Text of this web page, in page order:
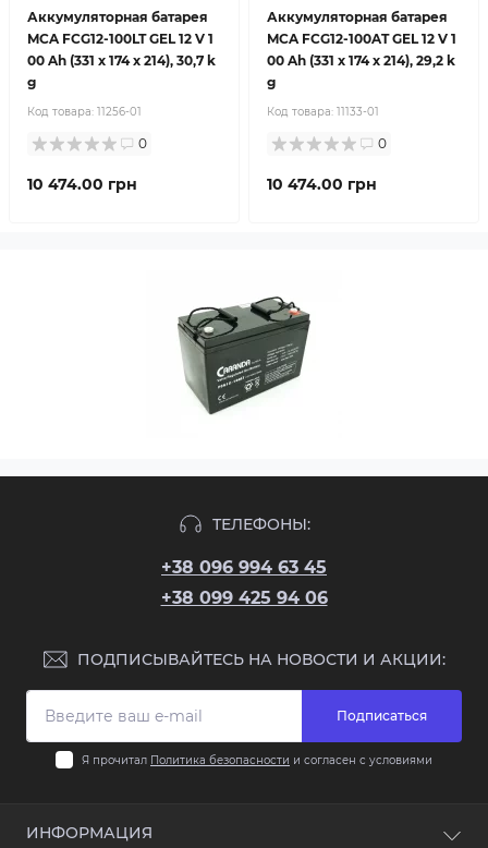
Аккумуляторная батарея
MCA FCG12-100LT GEL 12 V 1
00 Ah (331 x 174 x 214), 30,7 k
g
Код товара: 11256-01
0
10 474.00 грн
Аккумуляторная батарея
MCA FCG12-100AT GEL 12 V 1
00 Ah (331 x 174 x 214), 29,2 k
g
Код товара: 11133-01
0
10 474.00 грн
ТЕЛЕФОНЫ:
+38 096 994 63 45
+38 099 425 94 06
ПОДПИСЫВАЙТЕСЬ НА НОВОСТИ И АКЦИИ:
Подписаться
Я прочитал Политика безопасности и согласен с условиями
ИНФОРМАЦИЯ